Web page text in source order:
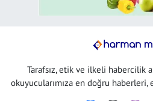
Tarafsız, etik ve ilkeli habercilik
okuyucularımıza en doğru haberleri,